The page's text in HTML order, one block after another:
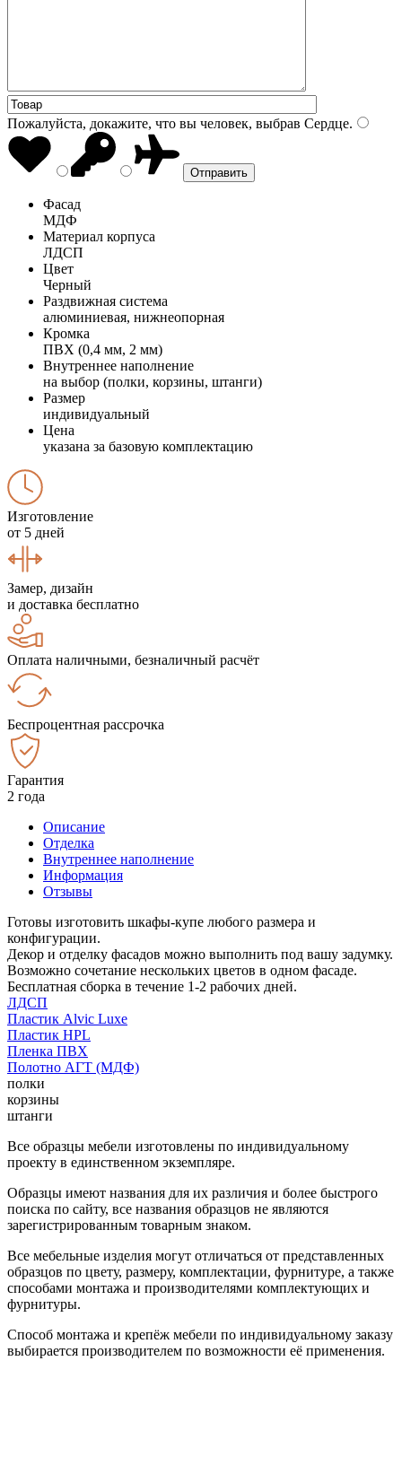
Пожалуйста, докажите, что вы человек, выбрав Сердце.
Фасад
МДФ
Материал корпуса
ЛДСП
Цвет
Черный
Раздвижная система
алюминиевая, нижнеопорная
Кромка
ПВХ (0,4 мм, 2 мм)
Внутреннее наполнение
на выбор (полки, корзины, штанги)
Размер
индивидуальный
Цена
указана за базовую комплектацию
Изготовление
от 5 дней
Замер, дизайн
и доставка бесплатно
Оплата наличными, безналичный расчёт
Беспроцентная рассрочка
Гарантия
2 года
Описание
Отделка
Внутреннее наполнение
Информация
Отзывы
Готовы изготовить шкафы-купе любого размера и
конфигурации.
Декор и отделку фасадов можно выполнить под вашу задумку.
Возможно сочетание нескольких цветов в одном фасаде.
Бесплатная сборка в течение 1-2 рабочих дней.
ЛДСП
Пластик Alvic Luxe
Пластик HPL
Пленка ПВХ
Полотно АГТ (МДФ)
полки
корзины
штанги
Все образцы мебели изготовлены по индивидуальному
проекту в единственном экземпляре.
Образцы имеют названия для их различия и более быстрого
поиска по сайту, все названия образцов не являются
зарегистрированным товарным знаком.
Все мебельные изделия могут отличаться от представленных
образцов по цвету, размеру, комплектации, фурнитуре, а также
способами монтажа и производителями комплектующих и
фурнитуры.
Способ монтажа и крепёж мебели по индивидуальному заказу
выбирается производителем по возможности её применения.